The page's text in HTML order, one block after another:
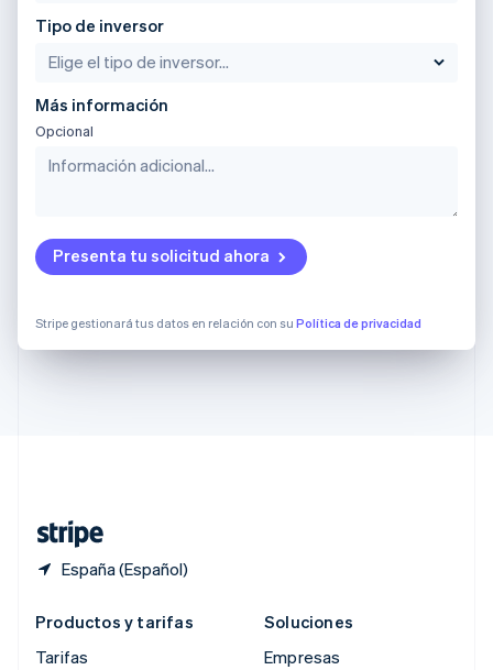
Tipo de inversor
Más información
Opcional
Presenta tu solicitud ahora
Stripe gestionará tus datos en relación con su Política de privacidad
España (Español)
English
NederlandsEnglish
Polonia
Portugal
PortuguêsEnglish
English
República Checa
Rumanía
Productos y tarifas
Tarifas
Soluciones
Empresas